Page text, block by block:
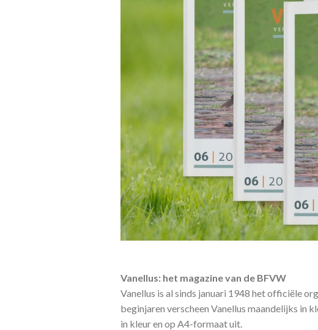
Vanellus: het magazine van de BFVW
Vanellus is al sinds januari 1948 het officiële
beginjaren verscheen Vanellus maandelijks in
in kleur en op A4-formaat uit.